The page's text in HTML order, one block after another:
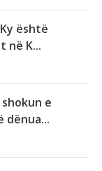
është
në K...
e
dënua...